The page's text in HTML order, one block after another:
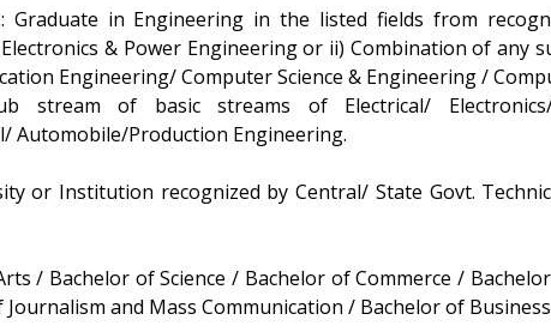
Graduate in Engineering in the listed fields from
& Power Engineering or ii) Combination of any
Engineering/ Computer Science & Engineering /
of basic streams of Electrical/ Electronics/
Automobile/Production Engineering.
or Institution recognized by Central/ State Govt.
/ Bachelor of Science / Bachelor of Commerce /
and Mass Communication / Bachelor of